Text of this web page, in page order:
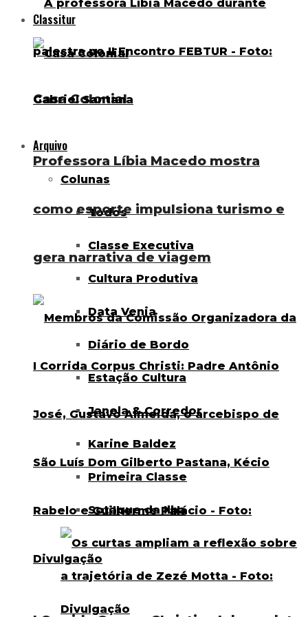
Classitur
Casa Colonial
Arquivo
Colunas
Todos
Classe Executiva
Cultura Produtiva
Data Venia
Diário de Bordo
Estação Cultura
Janela & Corredor
Karine Baldez
Primeira Classe
Sotaque da Ilha
Professora Líbia Macedo mostra
como esporte impulsiona turismo e
gera narrativa de viagem